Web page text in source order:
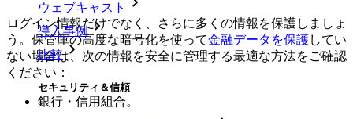
ウェブキャスト
導入事例
比較
セキュリティ＆信頼
ログイン情報だけでなく、さらに多くの情報を保護しましょ
う。保管庫の高度な暗号化を使って金融データを保護してい
ない場合は、次の情報を安全に管理する最適な方法をご確認
ください：
銀行・信用組合。